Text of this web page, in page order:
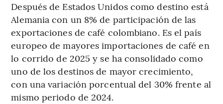
Después de Estados Unidos como destino está
Alemania con un 8% de participación de las
exportaciones de café colombiano. Es el país
europeo de mayores importaciones de café en
lo corrido de 2025 y se ha consolidado como
uno de los destinos de mayor crecimiento,
con una variación porcentual del 30% frente al
mismo periodo de 2024.